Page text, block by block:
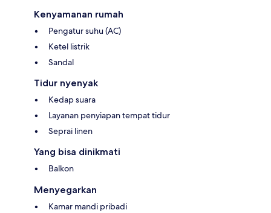
Kenyamanan rumah
Pengatur suhu (AC)
Ketel listrik
Sandal
Tidur nyenyak
Kedap suara
Layanan penyiapan tempat tidur
Seprai linen
Yang bisa dinikmati
Balkon
Menyegarkan
Kamar mandi pribadi